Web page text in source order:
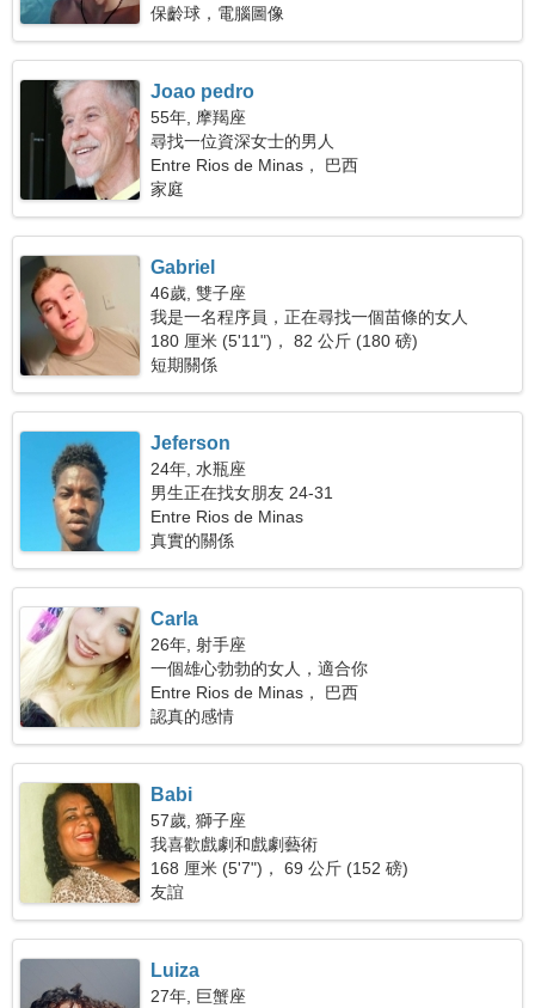
保齡球，電腦圖像
Joao pedro
55年, 摩羯座
尋找一位資深女士的男人
Entre Rios de Minas， 巴西
家庭
Gabriel
46歲, 雙子座
我是一名程序員，正在尋找一個苗條的女人
180 厘米 (5'11")， 82 公斤 (180 磅)
短期關係
Jeferson
24年, 水瓶座
男生正在找女朋友 24-31
Entre Rios de Minas
真實的關係
Carla
26年, 射手座
一個雄心勃勃的女人，適合你
Entre Rios de Minas， 巴西
認真的感情
Babi
57歲, 獅子座
我喜歡戲劇和戲劇藝術
168 厘米 (5'7")， 69 公斤 (152 磅)
友誼
Luiza
27年, 巨蟹座